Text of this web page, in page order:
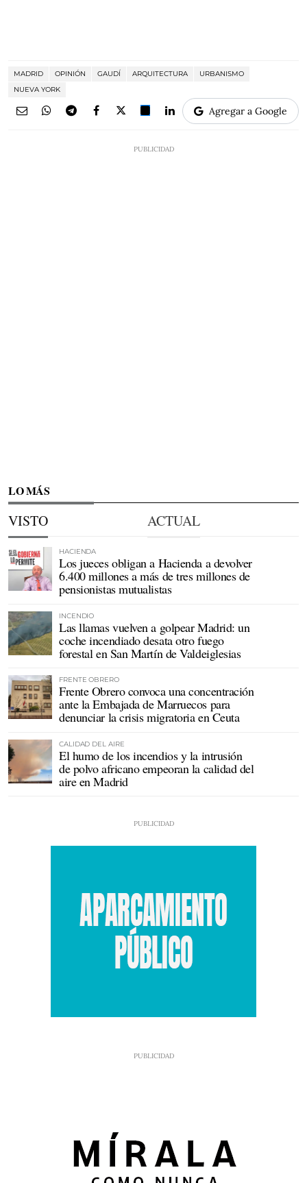
MADRID OPINIÓN GAUDÍ ARQUITECTURA
URBANISMO
NUEVA YORK
Agregar a Google
LO MÁS
VISTO ACTUAL
HACIENDA
Los jueces obligan a Hacienda a devolver
6.400 millones a más de tres millones de
pensionistas mutualistas
INCENDIO
Las llamas vuelven a golpear Madrid: un
coche incendiado desata otro fuego
forestal en San Martín de Valdeiglesias
FRENTE OBRERO
Frente Obrero convoca una concentración
ante la Embajada de Marruecos para
denunciar la crisis migratoria en Ceuta
CALIDAD DEL AIRE
El humo de los incendios y la intrusión
de polvo africano empeoran la calidad del
aire en Madrid